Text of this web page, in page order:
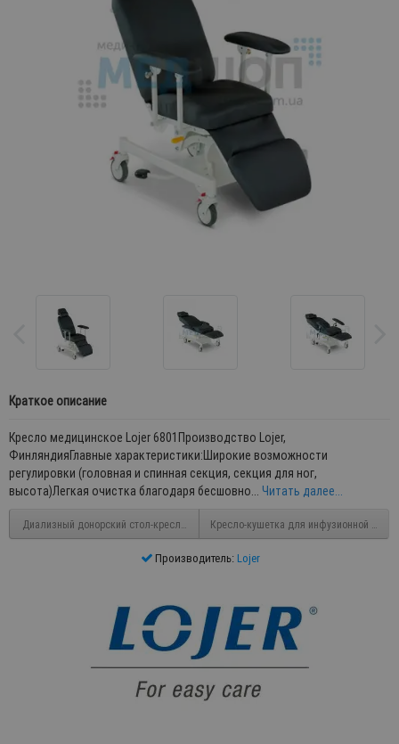
Краткое описание
Кресло медицинское Lojer 6801Производство Lojer,
ФинляндияГлавные характеристики:Широкие возможности
регулировки (головная и спинная секция, секция для ног,
высота)Легкая очистка благодаря бесшовно... Читать далее...
Диализный донорский стол-кресло DH-XD107Кресло-кушетка для инфузионной
Производитель: Lojer